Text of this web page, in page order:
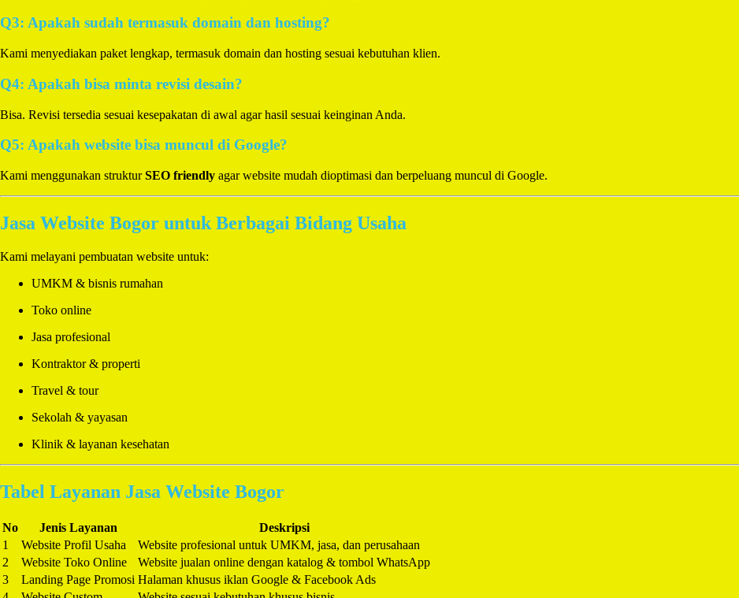
Q3: Apakah sudah termasuk domain dan hosting?
Kami menyediakan paket lengkap, termasuk domain dan hosting sesuai kebutuhan klien.
Q4: Apakah bisa minta revisi desain?
Bisa. Revisi tersedia sesuai kesepakatan di awal agar hasil sesuai keinginan Anda.
Q5: Apakah website bisa muncul di Google?
Kami menggunakan strukturSEO friendly agar website mudah dioptimasi dan berpeluang muncul di Google.
Jasa Website Bogor untuk Berbagai Bidang Usaha
Kami melayani pembuatan website untuk:
UMKM & bisnis rumahan
Toko online
Jasa profesional
Kontraktor & properti
Travel & tour
Sekolah & yayasan
Klinik & layanan kesehatan
Tabel Layanan Jasa Website Bogor
No Jenis Layanan
Deskripsi
1
Website Profil Usaha
Website profesional untuk UMKM, jasa, dan perusahaan
2
Website Toko Online
Website jualan online dengan katalog & tombol WhatsApp
3
Landing Page Promosi Halaman khusus iklan Google & Facebook Ads